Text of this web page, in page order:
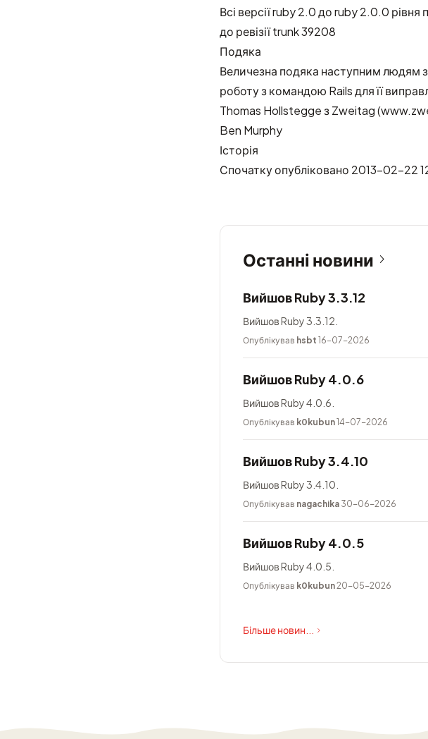
Всі версії ruby 2.0 до ruby 2.0.0 рівня
до ревізії trunk 39208
Подяка
Величезна подяка наступним людям
роботу з командою Rails для її
Thomas Hollstegge з Zweitag
Ben Murphy
Історія
Спочатку опубліковано 2013-02-22
Останні новини
Вийшов Ruby 3.3.12
Вийшов Ruby 3.3.12.
Опублікував hsbt 16-07-2026
Вийшов Ruby 4.0.6
Вийшов Ruby 4.0.6.
Опублікував k0kubun14-07-2026
Вийшов Ruby 3.4.10
Вийшов Ruby 3.4.10.
Опублікував nagachika 30-06-2026
Вийшов Ruby 4.0.5
Вийшов Ruby 4.0.5.
Опублікував k0kubun20-05-2026
Більше новин...